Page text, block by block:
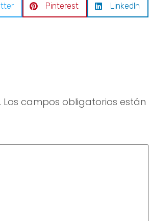
Pinterest LinkedIn
Los campos obligatorios están